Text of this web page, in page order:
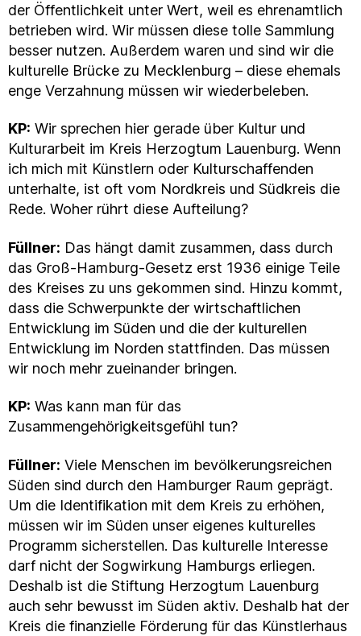
der Öffentlichkeit unter Wert, weil es ehrenamtlich
betrieben wird. Wir müssen diese tolle Sammlung
besser nutzen. Außerdem waren und sind wir die
kulturelle Brücke zu Mecklenburg – diese ehemals
enge Verzahnung müssen wir wiederbeleben.
KP: Wir sprechen hier gerade über Kultur und
Kulturarbeit im Kreis Herzogtum Lauenburg. Wenn
ich mich mit Künstlern oder Kulturschaffenden
unterhalte, ist oft vom Nordkreis und Südkreis die
Rede. Woher rührt diese Aufteilung?
Füllner: Das hängt damit zusammen, dass durch
das Groß-Hamburg-Gesetz erst 1936 einige Teile
des Kreises zu uns gekommen sind. Hinzu kommt,
dass die Schwerpunkte der wirtschaftlichen
Entwicklung im Süden und die der kulturellen
Entwicklung im Norden stattfinden. Das müssen
wir noch mehr zueinander bringen.
KP: Was kann man für das
Zusammengehörigkeitsgefühl tun?
Füllner: Viele Menschen im bevölkerungsreichen
Süden sind durch den Hamburger Raum geprägt.
Um die Identifikation mit dem Kreis zu erhöhen,
müssen wir im Süden unser eigenes kulturelles
Programm sicherstellen. Das kulturelle Interesse
darf nicht der Sogwirkung Hamburgs erliegen.
Deshalb ist die Stiftung Herzogtum Lauenburg
auch sehr bewusst im Süden aktiv. Deshalb hat der
Kreis die finanzielle Förderung für das Künstlerhaus